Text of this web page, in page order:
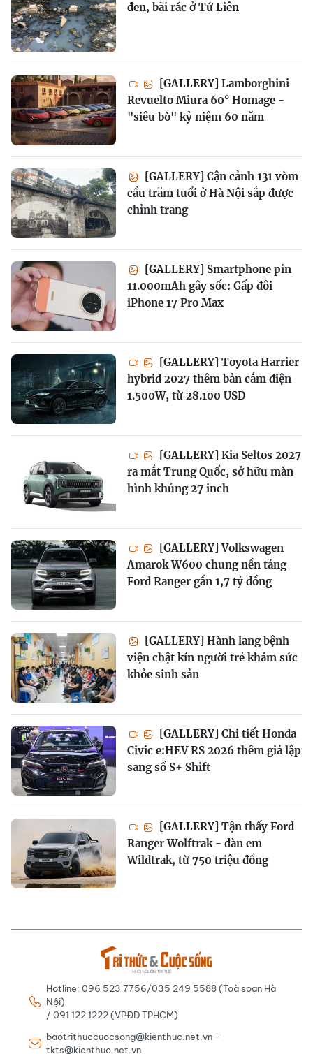
đen, bãi rác ở Tứ Liên
[GALLERY] Lamborghini
Revuelto Miura 60° Homage -
"siêu bò" kỷ niệm 60 năm
[GALLERY] Cận cảnh 131 vòm
cầu trăm tuổi ở Hà Nội sắp được
chỉnh trang
[GALLERY] Smartphone pin
11.000mAh gây sốc: Gấp đôi
iPhone 17 Pro Max
[GALLERY] Toyota Harrier
hybrid 2027 thêm bản cắm điện
1.500W, từ 28.100 USD
[GALLERY] Kia Seltos 2027
ra mắt Trung Quốc, sở hữu màn
hình khủng 27 inch
[GALLERY] Volkswagen
Amarok W600 chung nền tảng
Ford Ranger gần 1,7 tỷ đồng
[GALLERY] Hành lang bệnh
viện chật kín người trẻ khám sức
khỏe sinh sản
[GALLERY] Chi tiết Honda
Civic e:HEV RS 2026 thêm giả lập
sang số S+ Shift
[GALLERY] Tận thấy Ford
Ranger Wolftrak - đàn em
Wildtrak, từ 750 triệu đồng
Hotline: 096 523 7756/035 249 5588 (Toà soạn Hà
Nội)
/ 091 122 1222 (VPĐD TPHCM)
baotrithuccuocsong@kienthuc.net.vn -
tkts@kienthuc.net.vn